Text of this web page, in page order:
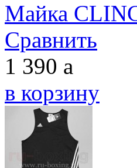
Майка
Сравнить
1 390 a
в корзину